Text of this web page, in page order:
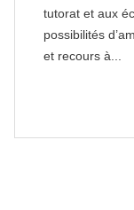
tutorat et aux
possibilités
et recours à...